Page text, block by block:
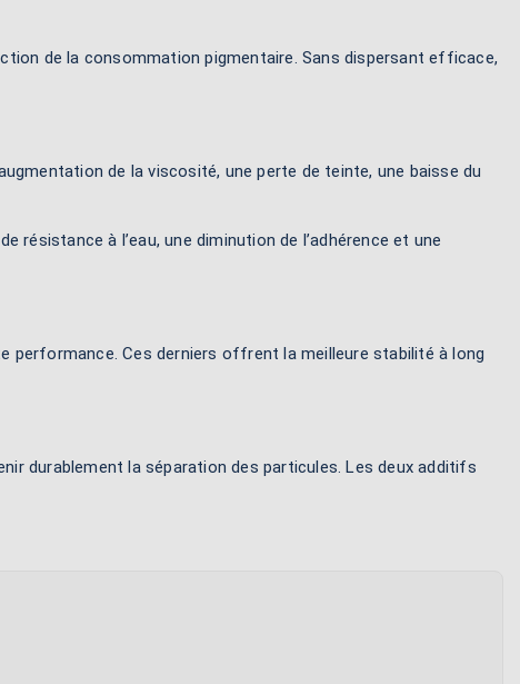
de la consommation pigmentaire. Sans dispersant efficace,
de la viscosité, une perte de teinte, une baisse du
résistance à l’eau, une diminution de l’adhérence et une
performance. Ces derniers offrent la meilleure stabilité à long
durablement la séparation des particules. Les deux additifs